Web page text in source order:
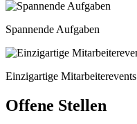
Spannende Aufgaben
Einzigartige Mitarbeiterevents
Offene Stellen